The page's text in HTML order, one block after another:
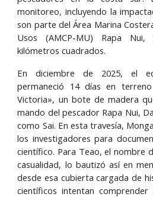
monitoreo, incluyendo la
son parte del Área Marina
Usos (AMCP-MU) Rapa
kilómetros cuadrados.
En diciembre de 2025, el
permaneció 14 días en
Victoria», un bote de madera
mando del pescador Rapa Nui,
como Sai. En esta travesía,
los investigadores para
científico. Para Teao, el nombre
casualidad, lo bautizó así en
desde esa cubierta cargada de
científicos intentan